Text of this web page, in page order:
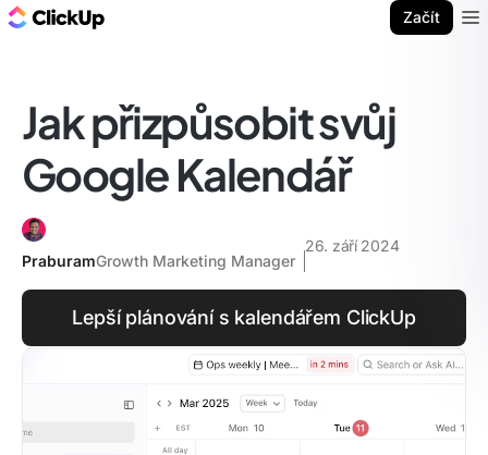
Začít
Jak přizpůsobit svůj
Google Kalendář
PraburamGrowth Marketing Manager
26. září 2024
Lepší plánování s kalendářem ClickUp